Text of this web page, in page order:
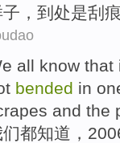
，到处是刮痕
all know that
bended in
and the
都知道 ，